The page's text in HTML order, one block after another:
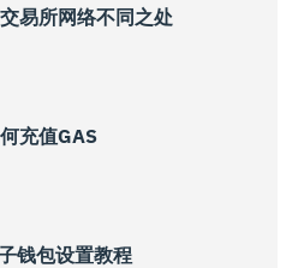
易所网络不同之处
充值GAS
钱包设置教程